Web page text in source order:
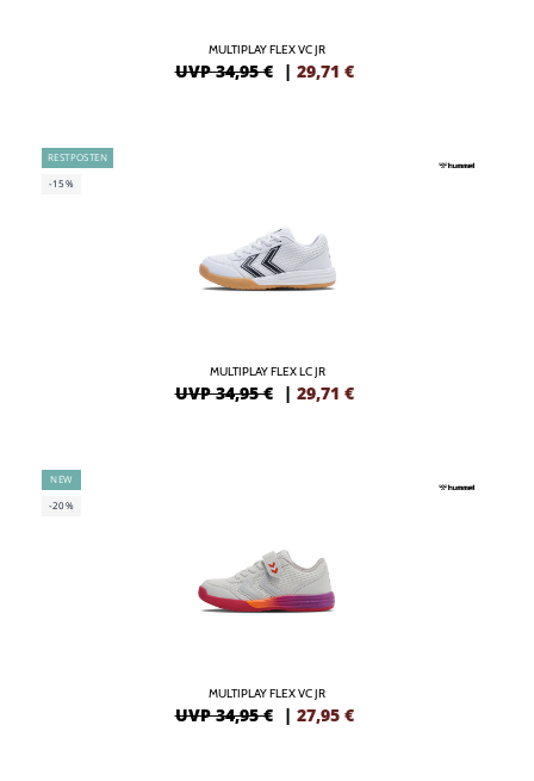
MULTIPLAY FLEX VC JR
UVP 34,95 € | 29,71 €
RESTPOSTEN
-15%
MULTIPLAY FLEX LC JR
UVP 34,95 € | 29,71 €
NEW
-20%
MULTIPLAY FLEX VC JR
UVP 34,95 € | 27,95 €